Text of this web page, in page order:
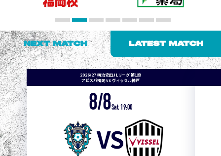
NEXT MATCH LATEST MATCH
2026/27 明治安田J1リーグ 第1節
アビスパ福岡 vs ヴィッセル神戸
8/8Sat. 19:00
VS